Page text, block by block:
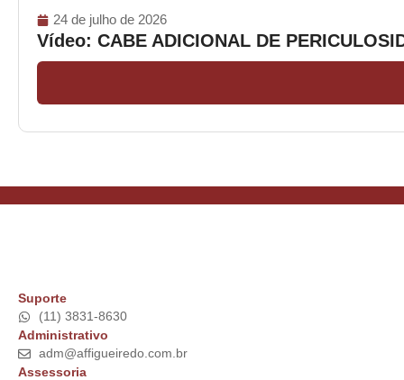
24 de julho de 2026
Vídeo: CABE ADICIONAL DE
Suporte
(11) 3831-8630
Administrativo
adm@affigueiredo.com.br
Assessoria